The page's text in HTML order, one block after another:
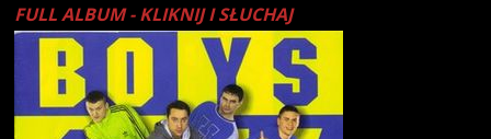
FULL ALBUM - KLIKNIJ I SŁUCHAJ